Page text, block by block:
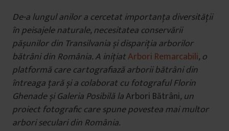
De-a lungul anilor a cercetat importanța diversității
în peisajele naturale, necesitatea conservării
pășunilor din Transilvania și dispariția arborilor
bătrâni din România. A inițiatArbori Remarcabili, o
platformă care cartografiază arborii bătrâni din
întreaga țară și a colaborat cu fotograful Florin
Ghenade și Galeria Posibilă laArbori Bătrâni, un
proiect fotografic care spune povestea mai multor
arbori seculari din România.